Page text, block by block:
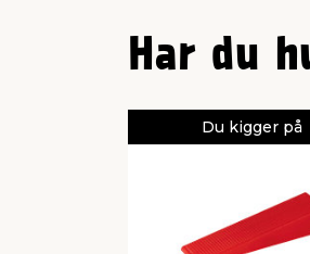
Har du
Du kigger på